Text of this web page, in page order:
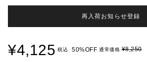
再入荷お知らせ登録
¥4,125 税込 50%OFF 通常価格¥8,250